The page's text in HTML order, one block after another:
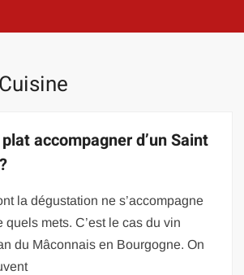
Cuisine
accompagner d’un Saint
la dégustation ne s’accompagne
quels mets. C’est le cas du vin
du Mâconnais en Bourgogne. On